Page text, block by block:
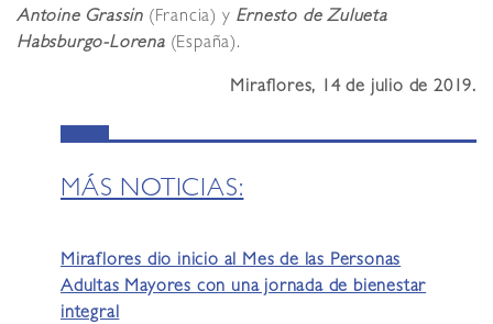
Antoine Grassin (Francia) y Ernesto de Zulueta
Habsburgo-Lorena(España).
Miraflores, 14 de julio de 2019.
MÁS NOTICIAS:
Miraflores dio inicio al Mes de las Personas
Adultas Mayores con una jornada de bienestar
integral